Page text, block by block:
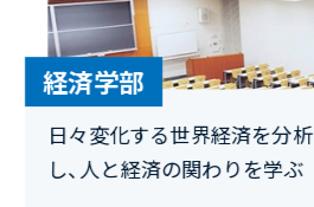
経営学部
社会で即戦力となるマネジメ
ントやマーケティングなどの